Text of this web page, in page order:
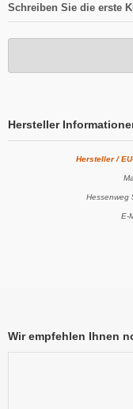
Schreiben Sie die erste
Hersteller
Hersteller /
Hessenweg
E-
Wir empfehlen Ihnen